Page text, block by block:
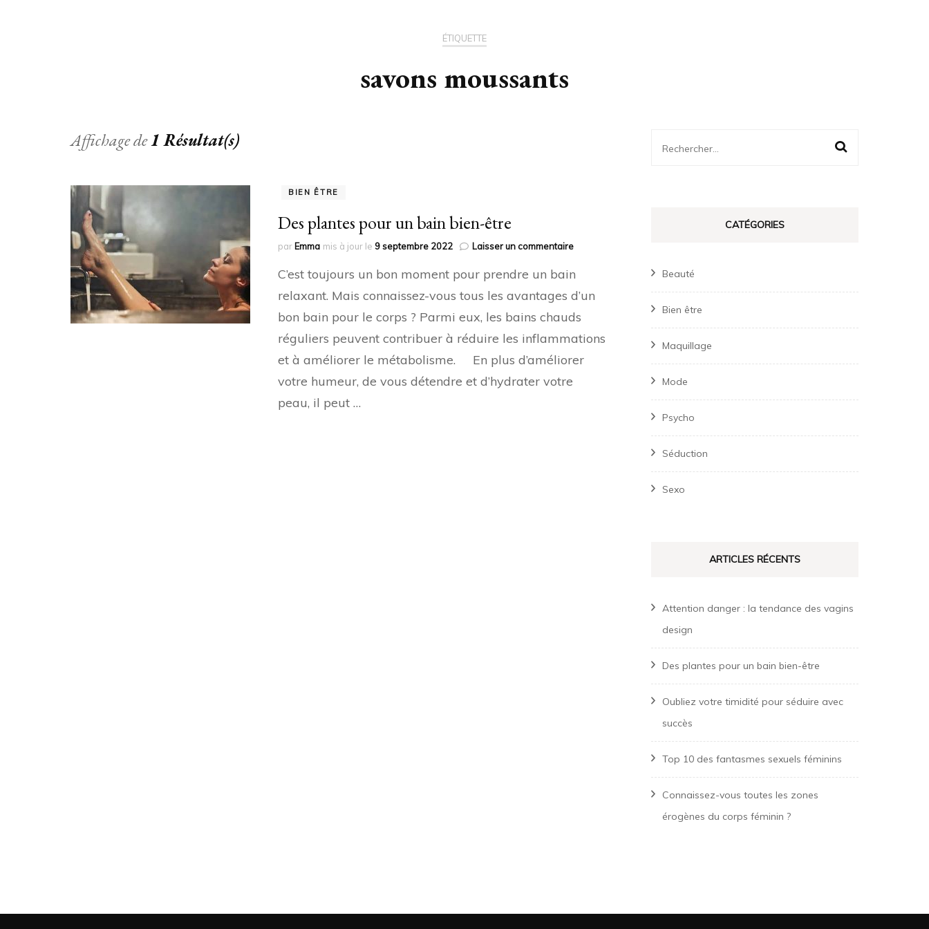
ÉTIQUETTE
savons moussants
Affichage de1 Résultat(s)
BIEN ÊTRE
Des plantes pour un bain bien-être
par Emma mis à jour le 9 septembre 2022 Laisser un commentairesur
plantes
un
bain
être
C’est toujours un bon moment pour prendre un bain
relaxant. Mais connaissez-vous tous les avantages d’un
bon bain pour le corps ? Parmi eux, les bains chauds
réguliers peuvent contribuer à réduire les inflammations
et à améliorer le métabolisme. En plus d’améliorer
votre humeur, de vous détendre et d’hydrater votre
peau, il peut …
Rechercher :
CATÉGORIES
Beauté
Bien être
Maquillage
Mode
Psycho
Séduction
Sexo
ARTICLES RÉCENTS
Attention danger : la tendance des vagins
design
Des plantes pour un bain bien-être
Oubliez votre timidité pour séduire avec
succès
Top 10 des fantasmes sexuels féminins
Connaissez-vous toutes les zones
érogènes du corps féminin ?